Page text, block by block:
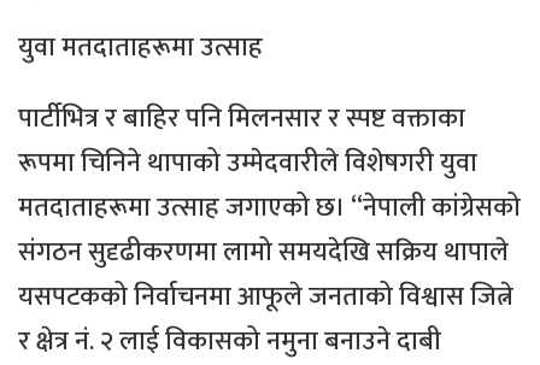
युवा मतदाताहरूमा उत्साह
पार्टीभित्र र बाहिर पनि मिलनसार र स्पष्ट वक्ताका
रूपमा चिनिने थापाको उम्मेदवारीले विशेषगरी युवा
मतदाताहरूमा उत्साह जगाएको छ। “नेपाली कांग्रेसको
संगठन सुदृढीकरणमा लामो समयदेखि सक्रिय थापाले
यसपटकको निर्वाचनमा आफूले जनताको विश्वास जित्ने
र क्षेत्र नं. २ लाई विकासको नमुना बनाउने दाबी